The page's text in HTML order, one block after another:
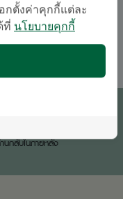
ไทย
นกลับในภายหลัง
กตั้งค่าคุกกี้แต่ละ
ที่ นโยบายคุกกี้